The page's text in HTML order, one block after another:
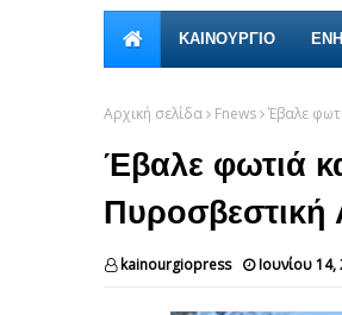
ΚΑΙΝΟΎΡΓΙΟ
Αρχική σελίδα Fnews Έβαλε
Έβαλε φωτιά
Πυροσβεστική
kainourgiopress Ιουνίου 14,